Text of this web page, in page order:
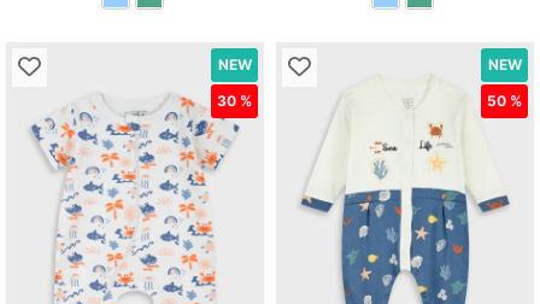
NEW
30 %
NEW
50 %